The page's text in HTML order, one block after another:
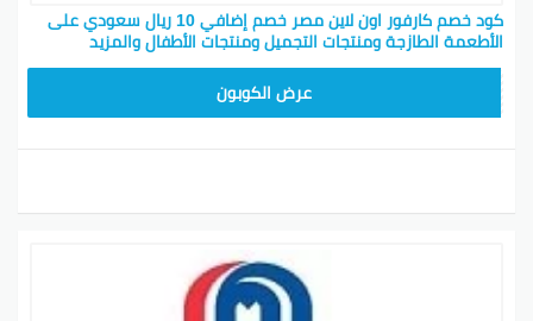
كود خصم كارفور اون لاين مصر خصم إضافي 10 ريال سعودي على
الأطعمة الطازجة ومنتجات التجميل ومنتجات الأطفال والمزيد
عرض الكوبون